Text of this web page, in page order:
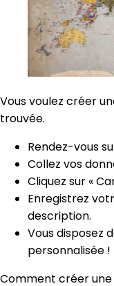
Vous voulez créer
trouvée.
Rendez-vous
Collez vos
Cliquez sur «
Enregistrez
description.
Vous disposez
personnalisée !
Comment créer